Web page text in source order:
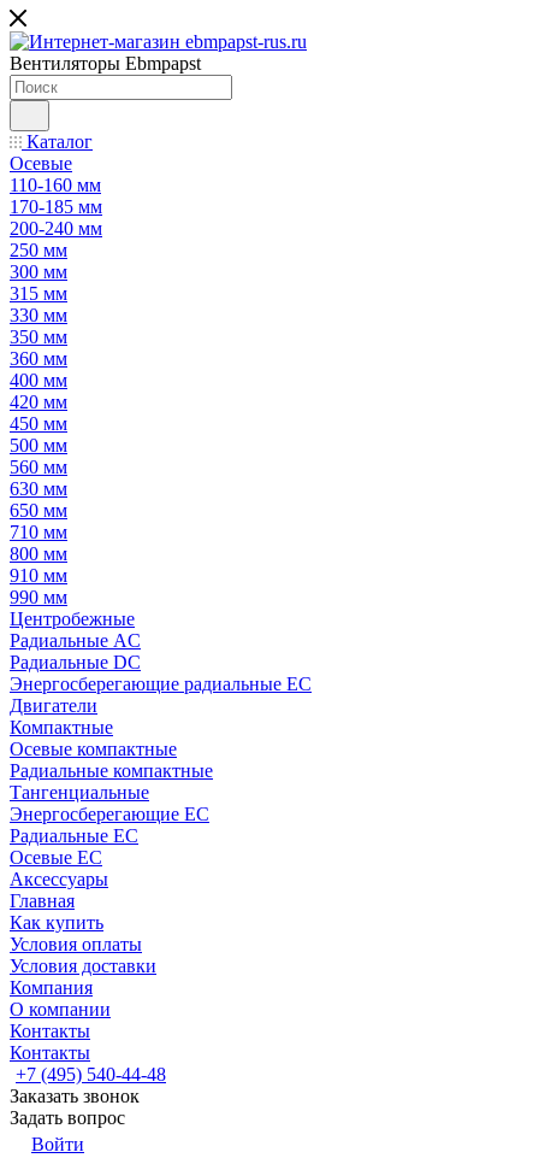
Вентиляторы Ebmpapst
Каталог
Осевые
110-160 мм
170-185 мм
200-240 мм
250 мм
300 мм
315 мм
330 мм
350 мм
360 мм
400 мм
420 мм
450 мм
500 мм
560 мм
630 мм
650 мм
710 мм
800 мм
910 мм
990 мм
Центробежные
Радиальные AC
Радиальные DC
Энергосберегающие радиальные EC
Двигатели
Компактные
Осевые компактные
Радиальные компактные
Тангенциальные
Энергосберегающие EC
Радиальные EC
Осевые EC
Аксессуары
Главная
Как купить
Условия оплаты
Условия доставки
Компания
О компании
Контакты
Контакты
+7 (495) 540-44-48
Заказать звонок
Задать вопрос
Войти